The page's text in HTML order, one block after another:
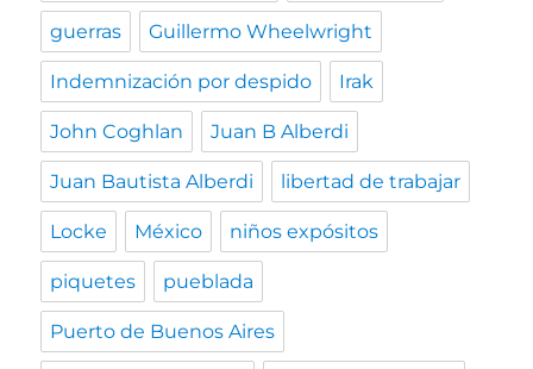
guerras Guillermo Wheelwright
Indemnización por despido Irak
John Coghlan Juan B Alberdi
Juan Bautista Alberdi libertad de trabajar
Locke México niños expósitos
piquetes pueblada
Puerto de Buenos Aires